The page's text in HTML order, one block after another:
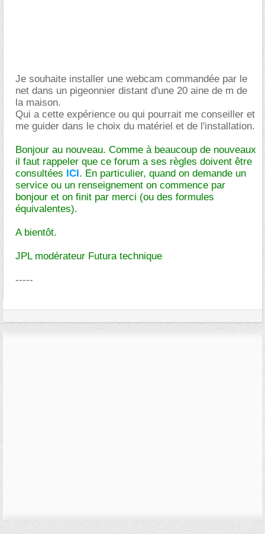
Je souhaite installer une webcam commandée par le
net dans un pigeonnier distant d'une 20 aine de m de
la maison.
Qui a cette expérience ou qui pourrait me conseiller et
me guider dans le choix du matériel et de l'installation.
Bonjour au nouveau. Comme à beaucoup de nouveaux
il faut rappeler que ce forum a ses règles doivent être
consultées ICI. En particulier, quand on demande un
service ou un renseignement on commence par
bonjour et on finit par merci (ou des formules
équivalentes).
A bientôt.
JPL modérateur Futura technique
-----